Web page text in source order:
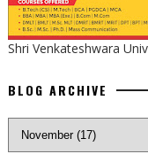
Shri Venkateshwara
BLOG ARCHIVE